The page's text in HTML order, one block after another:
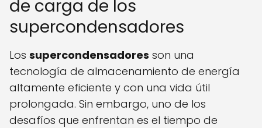
de carga de los
supercondensadores
Los supercondensadores son una
tecnología de almacenamiento de energía
altamente eficiente y con una vida útil
prolongada. Sin embargo, uno de los
desafíos que enfrentan es el tiempo de